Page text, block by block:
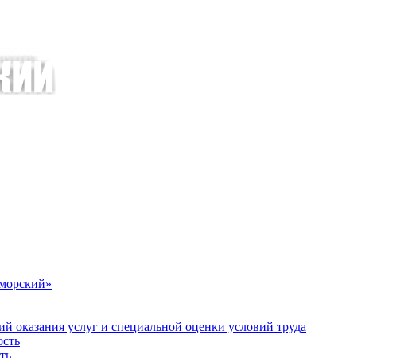
oкaзaния услyг и специальной оценки условий труда